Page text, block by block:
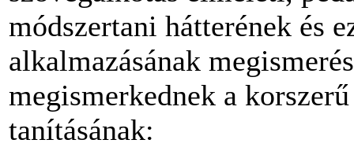
módszertani hátterének és
alkalmazásának
megismerkednek a
tanításának: